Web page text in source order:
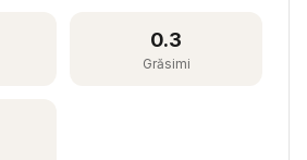
0.3
Grăsimi